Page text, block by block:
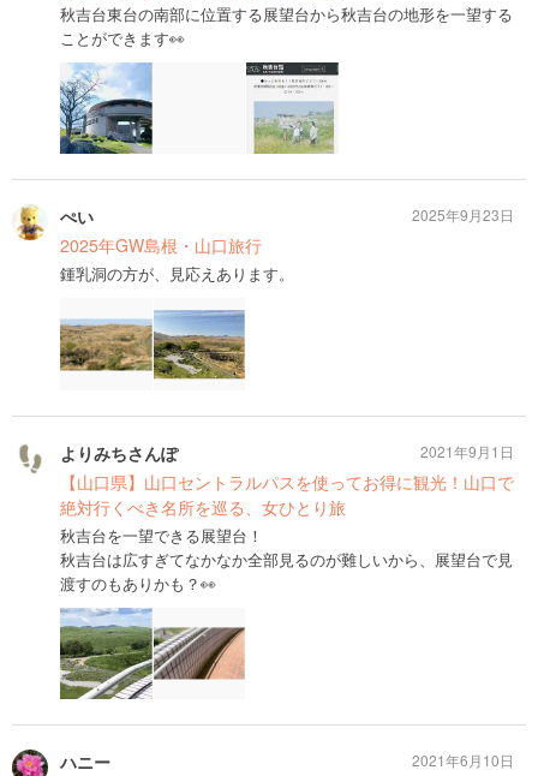
秋吉台東台の南部に位置する展望台から秋吉台の地形を一望する
ことができます👀
ぺい
2025年GW島根・山口旅行
鍾乳洞の方が、見応えあります。
2025年9月23日
よりみちさんぽ
【山口県】山口セントラルパスを使ってお得に観光！山口で
絶対行くべき名所を巡る、女ひとり旅
秋吉台を一望できる展望台！
秋吉台は広すぎてなかなか全部見るのが難しいから、展望台で見
渡すのもありかも？👀
2021年9月1日
ハニー
2021年6月10日